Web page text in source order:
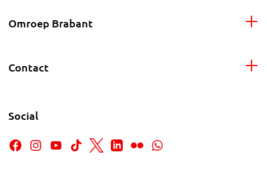
Omroep Brabant
Contact
Social